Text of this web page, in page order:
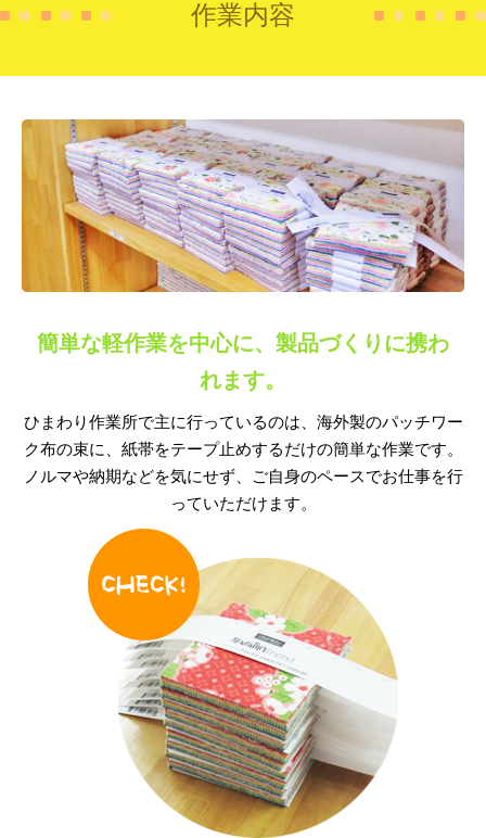
作業内容
簡単な軽作業を中心に、製品づくりに携わ
れます。
ひまわり作業所で主に行っているのは、海外製のパッチワー
ク布の束に、紙帯をテープ止めするだけの簡単な作業です。
ノルマや納期などを気にせず、ご自身のペースでお仕事を行
っていただけます。